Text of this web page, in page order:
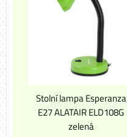
Stolní lampa Esperanza
E27 ALATAIR ELD108G
zelená